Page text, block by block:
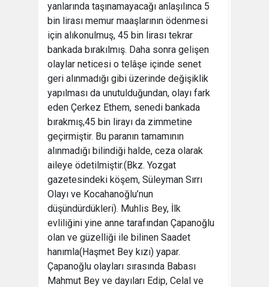
yanlarında taşınamayacağı anlaşılınca 5
bin lirası memur maaşlarının ödenmesi
için alıkonulmuş, 45 bin lirası tekrar
bankada bırakılmış. Daha sonra gelişen
olaylar neticesi o telâşe içinde senet
geri alınmadığı gibi üzerinde değişiklik
yapılması da unutulduğundan, olayı fark
eden Çerkez Ethem, senedi bankada
bırakmış,45 bin lirayı da zimmetine
geçirmiştir. Bu paranın tamamının
alınmadığı bilindiği halde, ceza olarak
aileye ödetilmiştir.(Bkz. Yozgat
gazetesindeki köşem, Süleyman Sırrı
Olayı ve Kocahanoğlu’nun
düşündürdükleri). Muhlis Bey, İlk
evliliğini yine anne tarafından Çapanoğlu
olan ve güzelliği ile bilinen Saadet
hanımla(Haşmet Bey kızı) yapar.
Çapanoğlu olayları sırasında Babası
Mahmut Bey ve dayıları Edip, Celal ve